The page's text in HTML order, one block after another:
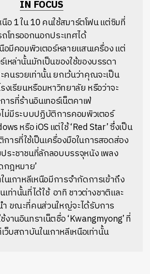
IN FOCUS
นือ 1 ใน 10 คนใช้สมาร์ตโฟน แต่ซิมที่
โทรออกนอกประเทศได้
อมีคอมพิวเตอร์หลายแสนเครื่อง แต่
เหล่านั้นมักเป็นของใช้ของบรรดา
คนรวยเท่านั้น ยกเว้นว่าคุณจะเป็น
งเรียนหรือมหาวิทยาลัย หรือว่าจะ
ารที่ร้านอินเทอร์เน็ตคาเฟ่
ไม่มีระบบปฏิบัติการคอมพิวเตอร์
หรือ iOS แต่ใช้ ‘Red Star’ ซึ่งเป็น
ารที่ใช้เป็นเครื่องมือในการสอดส่อง
ระชาชนที่ลักลอบบรรจุหนัง เพลง
กฎหมาย’
นเกาหลีเหนือมีการจำกัดการเข้าถึง
เท่านั้นที่ได้ใช้ อาทิ ชาวต่างชาติและ
ำ ขณะที่คนส่วนใหญ่จะได้รับการ
านอินทราเน็ตชื่อ ‘Kwangmyong’ ที่
ว็บสถาบันในเกาหลีเหนือเท่านั้น